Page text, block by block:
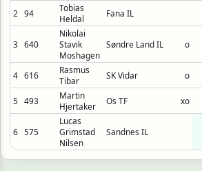
2 94
Tobias
Heldal
Fana IL
3 640
Nikolai
Stavik
Moshagen
Søndre Land IL o
4 616
Rasmus
Tibar
SK Vidar o
5 493
Martin
Hjertaker
Os TF xo
6 575
Lucas
Grimstad
Nilsen
Sandnes IL